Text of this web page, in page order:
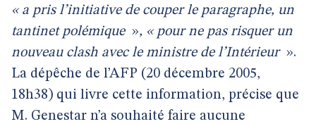
« a pris l’initiative de couper le paragraphe, un
tantinet polémique », « pour ne pas risquer un
nouveau clash avec le ministre de l’Intérieur ».
La dépêche de l’AFP (20 décembre 2005,
18h38) qui livre cette information, précise que
M. Genestar n’a souhaité faire aucune